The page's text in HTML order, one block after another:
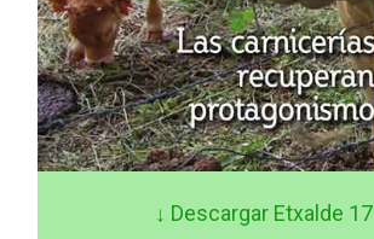
↓ Descargar Etxalde 17